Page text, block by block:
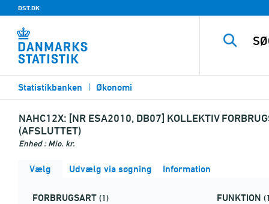
DST.DK
Statistikbanken Økonomi
NAHC12X: [NR ESA2010, DB07] KOLLEKTIV
(AFSLUTTET)
Enhed : Mio. kr.
Vælg Udvælg via søgning Information
FORBRUGSART (1) FUNKTION